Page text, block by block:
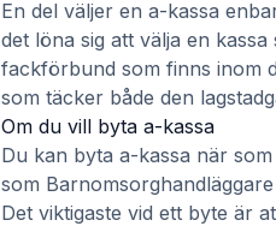
En del väljer en a-kassa
det löna sig att välja en
fackförbund som finns inom
som täcker både den
Om du vill byta a-kassa
Du kan byta a-kassa när
som Barnomsorghandläggare
Det viktigaste vid ett byte är